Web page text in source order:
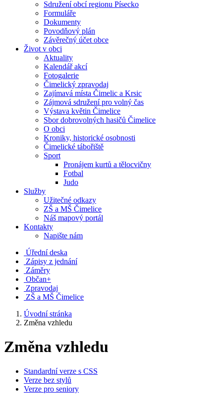
Sdružení obcí regionu Písecko
Formuláře
Dokumenty
Povodňový plán
Závěrečný účet obce
Život v obci
Aktuality
Kalendář akcí
Fotogalerie
Čimelický zpravodaj
Zajímavá místa Čimelic a Krsic
Zájmová sdružení pro volný čas
Výstava květin Čimelice
Sbor dobrovolných hasičů Čimelice
O obci
Kroniky, historické osobnosti
Čimelické tábořiště
Sport
Pronájem kurtů a tělocvičny
Fotbal
Judo
Služby
Užitečné odkazy
ZŠ a MŠ Čimelice
Náš mapový portál
Kontakty
Napište nám
Úřední deska
Zápisy z jednání
Záměry
Občan+
Zpravodaj
ZŠ a MŠ Čimelice
Úvodní stránka
Změna vzhledu
Změna vzhledu
Standardní verze s CSS
Verze bez stylů
Verze pro seniory